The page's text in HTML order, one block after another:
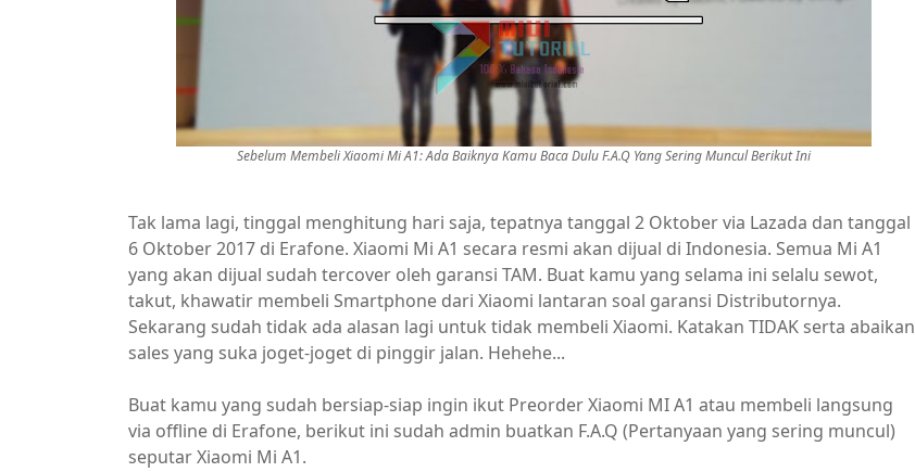
Sebelum Membeli Xiaomi Mi A1: Ada Baiknya Kamu Baca Dulu F.A.Q Yang Sering Muncul Berikut Ini
Tak lama lagi, tinggal menghitung hari saja, tepatnya tanggal 2 Oktober via Lazada dan tanggal
6 Oktober 2017 di Erafone. Xiaomi Mi A1 secara resmi akan dijual di Indonesia. Semua Mi A1
yang akan dijual sudah tercover oleh garansi TAM. Buat kamu yang selama ini selalu sewot,
takut, khawatir membeli Smartphone dari Xiaomi lantaran soal garansi Distributornya.
Sekarang sudah tidak ada alasan lagi untuk tidak membeli Xiaomi. Katakan TIDAK serta abaikan
sales yang suka joget-joget di pinggir jalan. Hehehe...
Buat kamu yang sudah bersiap-siap ingin ikut Preorder Xiaomi MI A1 atau membeli langsung
via offline di Erafone, berikut ini sudah admin buatkan F.A.Q (Pertanyaan yang sering muncul)
seputar Xiaomi Mi A1.